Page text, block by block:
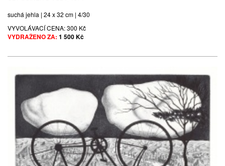
suchá jehla | 24 x 32 cm | 4/30
VYVOLÁVACÍ CENA:300 Kč
VYDRAŽENO ZA: 1 500 Kč